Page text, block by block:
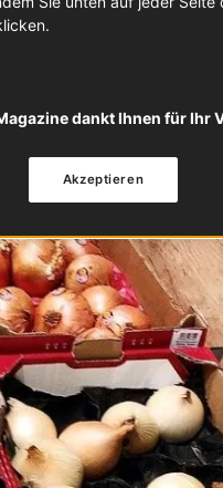
dankt Ihnen für Ihr
Akzeptieren